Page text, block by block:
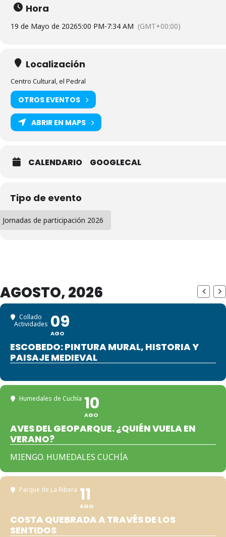
Hora
19 de Mayo de 20265:00 PM-7:34 AM (GMT+00:00)
Localización
Centro Cultural, el Pedral
OTROS EVENTOS
ABRIR EN MAPS
CALENDARIO GOOGLECAL
Tipo de evento
Jornadas de participación 2026
AGOSTO, 2026
Collado
Actividades 09
AGO
ESCOBEDO: PINTURA MURAL, HISTORIA Y
PAISAJE MEDIEVAL
Humedales de Cuchía 10
AGO
AVES DEL GEOPARQUE. ¿QUIÉN VUELA EN
VERANO?
MIENGO. HUMEDALES CUCHÍA
Parque de La Ribera 11
AGO
COSTA QUEBRADA A TRAVÉS DE LOS
SENTIDOS